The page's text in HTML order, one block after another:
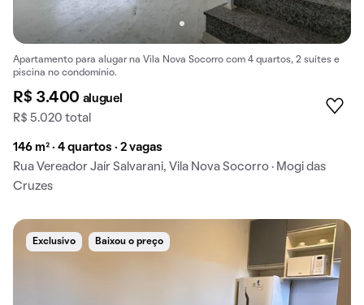
Apartamento para alugar na Vila Nova Socorro com 4 quartos, 2 suítes e
piscina no condomínio.
R$ 3.400 aluguel
R$ 5.020 total
146 m² · 4 quartos · 2 vagas
Rua Vereador Jaír Salvarani, Vila Nova Socorro · Mogi das
Cruzes
Exclusivo Baixou o preço